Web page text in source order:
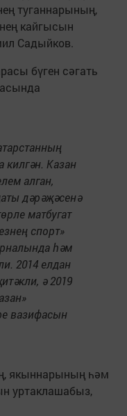
туганнарының,
кайгысын
Садыйков.
бүген сәгать
килгән. Казан
алган,
дәрәҗәсенә
матбугат
спорт»
һәм
2014 елдан
ә 2019
вазифасын
якыннарының һәм
уртаклашабыз,